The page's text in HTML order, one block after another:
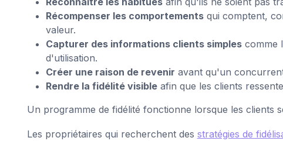
Récompenser les comportementsqui comptent,
valeur.
Capturer des informations clients simplescomme
d'utilisation.
Créer une raison de revenir avant qu'un
Rendre la fidélité visibleafin que les clients
Un programme de fidélité fonctionne lorsque les clients
Les propriétaires qui recherchent des stratégies de